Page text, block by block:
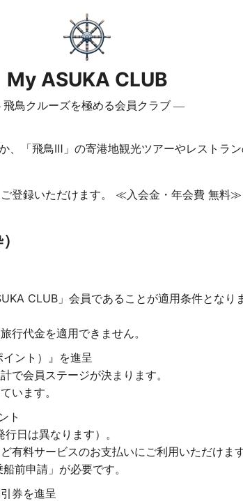
My ASUKA CLUB
鳥クルーズを極める会員クラブ ―
「飛鳥Ⅲ」の寄港地観光ツアーやレストラ
登録いただけます。 ≪入会金・年会費 無料≫
CLUB」会員であることが適用条件となり
行代金を適用できません。
イント）』を進呈
で会員ステージが決まります。
います。
ト
日は異なります）。
有料サービスのお支払いにご利用いただけま
前申請」が必要です。
券を進呈